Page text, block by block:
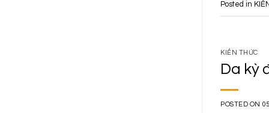
Posted in
KIẾN THỨC
Da kỳ
POSTED ON